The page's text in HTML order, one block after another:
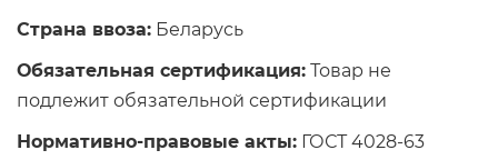
Страна ввоза: Беларусь
Обязательная сертификация: Товар не
подлежит обязательной сертификации
Нормативно-правовые акты: ГОСТ 4028-63